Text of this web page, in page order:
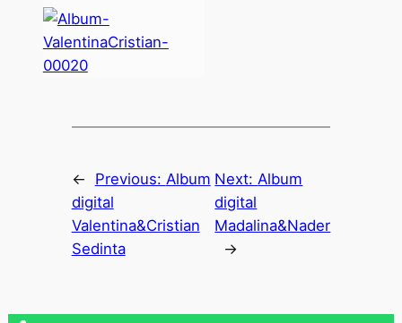
← Previous: Album
digital
Valentina&Cristian
Sedinta
Next:Album
digital
Madalina&Nader
→